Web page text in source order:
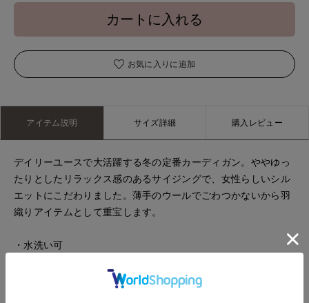
カートに入れる
お気に入りに追加
アイテム説明 サイズ詳細 購入レビュー
デイリーユースで大活躍する冬の定番カーディガン。ややゆっ
たりとしたリラックス感のあるサイジングで、女性らしいシル
エットにこだわりました。薄手のウールでごわつかないから羽
織りアイテムとして重宝します。
・水洗い可